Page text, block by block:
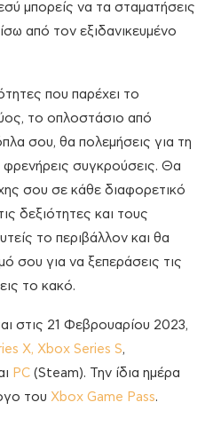
μπορείς να τα σταματήσεις
από τον εξιδανικευμένο
που παρέχει το
το οπλοστάσιο από
σου, θα πολεμήσεις για τη
φρενήρεις συγκρούσεις. Θα
σου σε κάθε διαφορετικό
δεξιότητες και τους
το περιβάλλον και θα
σου για να ξεπεράσεις τις
το κακό.
στις 21 Φεβρουαρίου 2023,
X, Xbox Series S,
PC (Steam). Την ίδια ημέρα
του Xbox Game Pass.